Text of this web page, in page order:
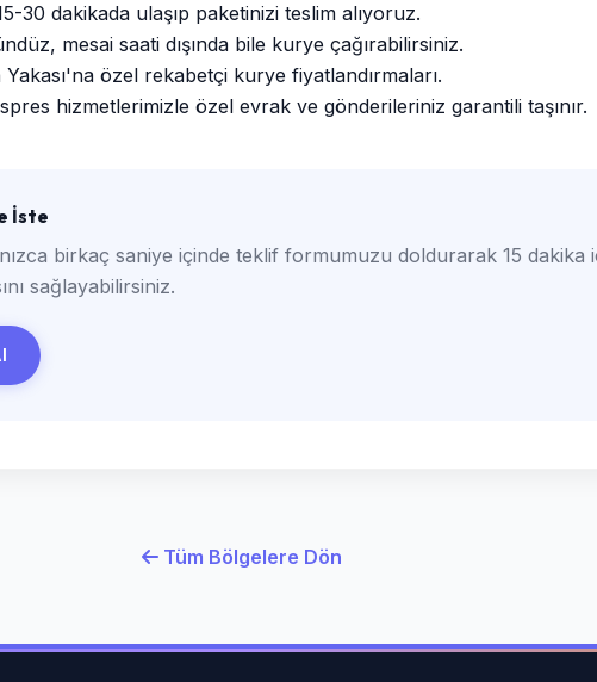
30 dakikada ulaşıp paketinizi teslim alıyoruz.
mesai saati dışında bile kurye çağırabilirsiniz.
özel rekabetçi kurye fiyatlandırmaları.
hizmetlerimizle özel evrak ve gönderileriniz garantili taşınır.
İste
birkaç saniye içinde teklif formumuzu doldurarak 15 dakika
sağlayabilirsiniz.
Tüm Bölgelere Dön